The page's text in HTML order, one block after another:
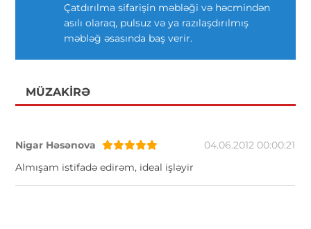
Çatdırılma sifarişin məbləği və həcmindən
asılı olaraq, pulsuz və ya razılaşdırılmış
məbləğ əsasında baş verir.
MÜZAKIRƏ
Nigar Həsənova
04.06.2012 00:00:21
Almışam istifadə edirəm, ideal işləyir